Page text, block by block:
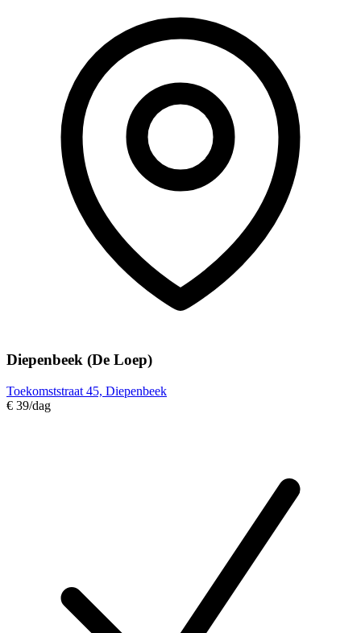
Diepenbeek (De Loep)
Toekomststraat 45, Diepenbeek
€ 39/dag